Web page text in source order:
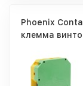
Phoenix
клемма